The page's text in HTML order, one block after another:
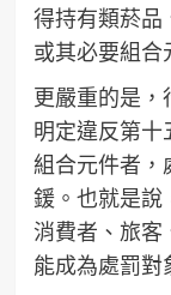
得持有類菸品
或其必要組合
更嚴重的是，
明定違反第十
組合元件者，
鍰。也就是說
消費者、旅客
能成為處罰對